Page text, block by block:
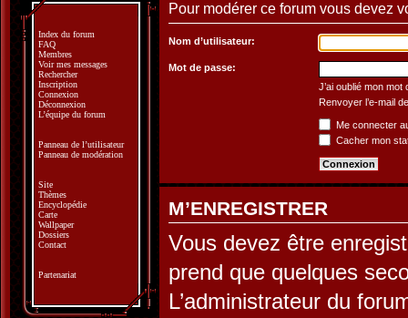
Pour modérer ce forum vous devez
Nom d’utilisateur:
Mot de passe:
J’ai oublié mon mot
Renvoyer l’e-mail
Me connecter
Cacher mon
M’ENREGISTRER
Vous devez être
prend que quelques
L’administrateur du
Index du forum
FAQ
Membres
Voir mes messages
Rechercher
Inscription
Connexion
Déconnexion
L’équipe du forum
Panneau de l’utilisateur
Panneau de modération
Site
Thèmes
Encyclopédie
Carte
Wallpaper
Dossiers
Contact
Partenariat